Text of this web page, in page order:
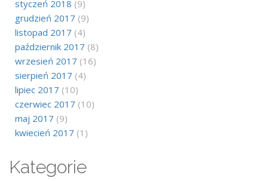
styczeń 2018 (9)
grudzień 2017 (9)
listopad 2017 (4)
październik 2017 (8)
wrzesień 2017 (16)
sierpień 2017 (4)
lipiec 2017 (10)
czerwiec 2017 (10)
maj 2017 (9)
kwiecień 2017 (1)
Kategorie